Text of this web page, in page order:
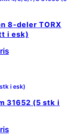
8-deler TORX
i esk)
31652 (5 stk i